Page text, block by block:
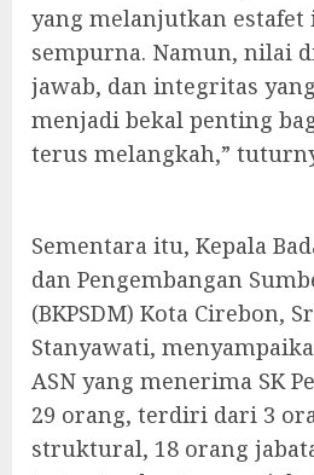
yang melanjutkan
sempurna. Namun, nilai
jawab, dan integritas
menjadi bekal penting
terus melangkah,”
Sementara itu, Kepala
dan Pengembangan
(BKPSDM) Kota Cirebon,
Stanyawati,
ASN yang menerima SK
29 orang, terdiri dari 3
struktural, 18 orang